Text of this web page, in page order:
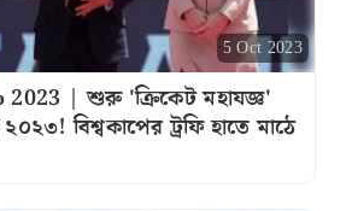
5 Oct 2023
| শুরু 'ক্রিকেট মহাযজ্ঞ'
বিশ্বকাপের ট্রফি হাতে মাঠে